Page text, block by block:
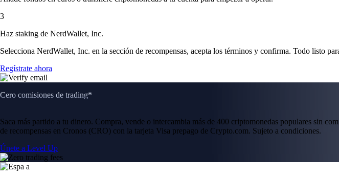
3
Haz staking de NerdWallet, Inc.
Selecciona NerdWallet, Inc. en la sección de recompensas, acepta los términos y confirma. Todo listo
Regístrate ahora
Cero comisiones de trading*
Saca más partido a tu dinero. Compra, vende o intercambia más de 400 criptomonedas populares sin
de recompensas en Cronos (CRO) con la tarjeta Visa prepago de Crypto.com. Sujeto a condiciones.
Únete a Level Up